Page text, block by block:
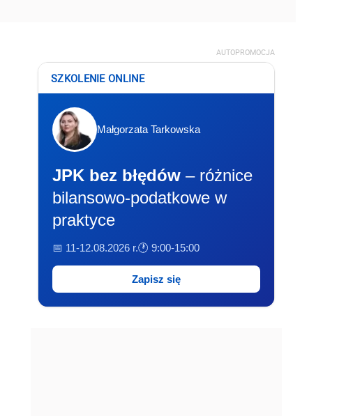
AUTOPROMOCJA
SZKOLENIE ONLINE
Małgorzata Tarkowska
JPK bez błędów – różnice
bilansowo-podatkowe w
praktyce
📅 11-12.08.2026 r.🕐 9:00-15:00
Zapisz się